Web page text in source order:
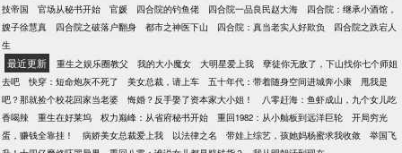
技帝国
官场从秘书开始 官媛 四合院的钓鱼佬 四合院一品良民赵大海
四合院：继承小酒馆，
嫂子徐慧真
四合院之破落户翻身 都市之神医下山 四合院：真当老实人好欺负
四合院之跌宕人
生
最近更新 重生之娱乐圈教父 我的大小魔女 大明星爱上我
孽徒你无敌了，下山找你七个师姐
去吧
快穿：短命炮灰不死了 美女总裁，请上车 五十年代：带着随身空间进城奔小康
甩我是
吧？那就捡个校花回家当老婆
悔婚？反手娶了资本家大小姐！
八零赶海：鱼虾成山，九个女儿吃
香喝辣
重生在好莱坞 权力巅峰：从省府秘书开始 重回1982：从小舢板到远洋巨轮
开局穷光
蛋，赚钱全靠挂！
病娇美女总裁爱上我 以法律之名 带娃上综艺，孩她妈杨蜜求我收敛
举国飞